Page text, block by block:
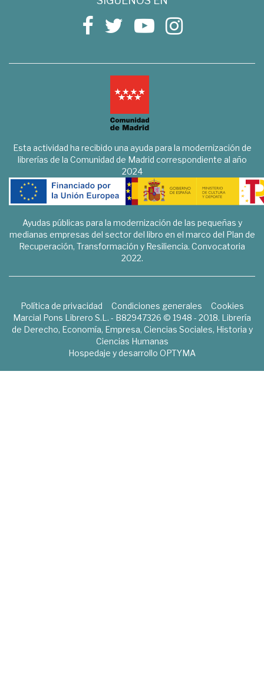
Esta actividad ha recibido una ayuda para la modernización de
librerías de la Comunidad de Madrid correspondiente al año
2024
Ayudas públicas para la modernización de las pequeñas y
medianas empresas del sector del libro en el marco del Plan de
Recuperación, Transformación y Resiliencia. Convocatoria
2022.
Política de privacidad Condiciones generales
Cookies
Marcial Pons Librero S.L. - B82947326 © 1948 - 2018. Librería
de Derecho, Economía, Empresa, Ciencias Sociales, Historia y
Ciencias Humanas
Hospedaje y desarrollo OPTYMA